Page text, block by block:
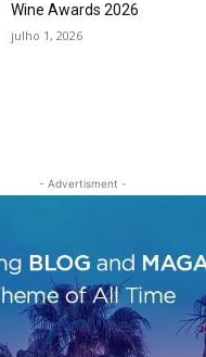
Wine Awards 2026
julho 1, 2026
- Advertisment -